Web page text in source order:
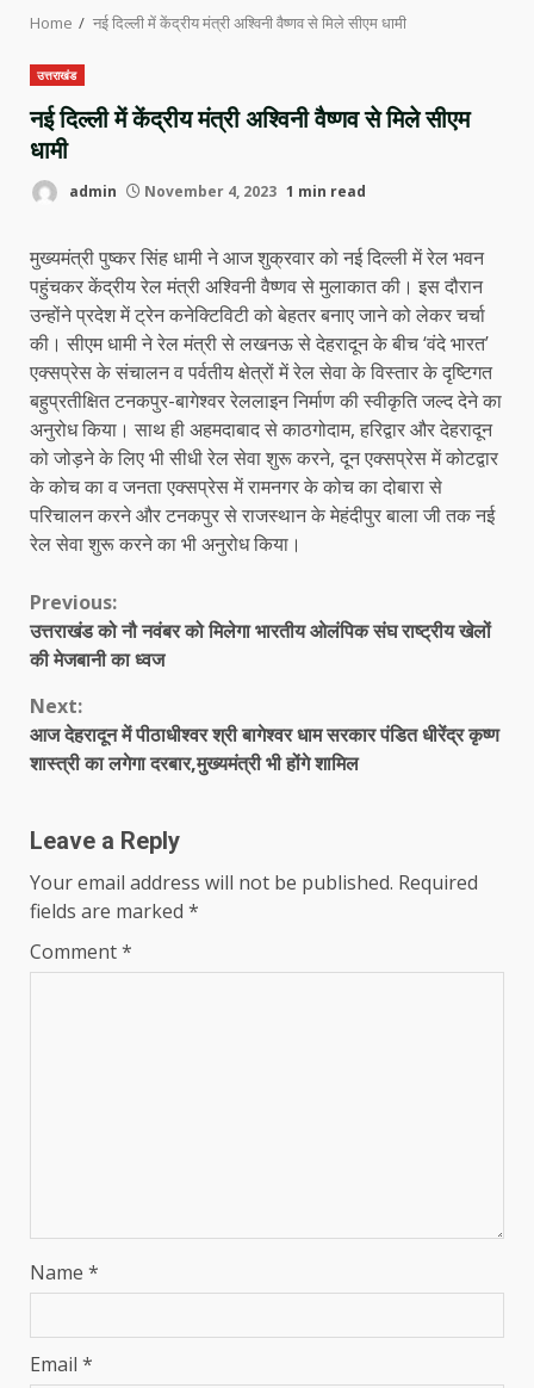
Home नई दिल्ली में केंद्रीय मंत्री अश्विनी वैष्णव से मिले सीएम धामी
उत्तराखंड
नई दिल्ली में केंद्रीय मंत्री अश्विनी वैष्णव से मिले सीएम
धामी
admin November 4, 2023 1 min read
मुख्यमंत्री पुष्कर सिंह धामी ने आज शुक्रवार को नई दिल्ली में रेल भवन
पहुंचकर केंद्रीय रेल मंत्री अश्विनी वैष्णव से मुलाकात की। इस दौरान
उन्होंने प्रदेश में ट्रेन कनेक्टिविटी को बेहतर बनाए जाने को लेकर चर्चा
की। सीएम धामी ने रेल मंत्री से लखनऊ से देहरादून के बीच ‘वंदे भारत’
एक्सप्रेस के संचालन व पर्वतीय क्षेत्रों में रेल सेवा के विस्तार के दृष्टिगत
बहुप्रतीक्षित टनकपुर-बागेश्वर रेललाइन निर्माण की स्वीकृति जल्द देने का
अनुरोध किया। साथ ही अहमदाबाद से काठगोदाम, हरिद्वार और देहरादून
को जोड़ने के लिए भी सीधी रेल सेवा शुरू करने, दून एक्सप्रेस में कोटद्वार
के कोच का व जनता एक्सप्रेस में रामनगर के कोच का दोबारा से
परिचालन करने और टनकपुर से राजस्थान के मेहंदीपुर बाला जी तक नई
रेल सेवा शुरू करने का भी अनुरोध किया।
Continue
Reading
Previous:
उत्तराखंड को नौ नवंबर को मिलेगा भारतीय ओलंपिक संघ राष्ट्रीय खेलों
की मेजबानी का ध्वज
Next:
आज देहरादून में पीठाधीश्वर श्री बागेश्वर धाम सरकार पंडित धीरेंद्र कृष्ण
शास्त्री का लगेगा दरबार,मुख्यमंत्री भी होंगे शामिल
Leave a Reply
Your email address will not be published. Required
fields are marked *
Comment*
Name *
Email *